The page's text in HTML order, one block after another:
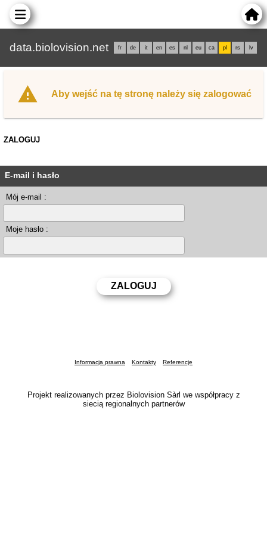
data.biolovision.net fr de it en es nl eu ca pl rs lv
Aby wejść na tę stronę należy się zalogować
ZALOGUJ
E-mail i hasło
Mój e-mail :
Moje hasło :
Informacja prawna Kontakty Referencje
Projekt realizowanych przez Biolovision Sàrl we współpracy z
siecią regionalnych partnerów